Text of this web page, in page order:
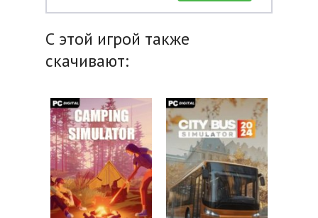
С этой игрой также
скачивают: